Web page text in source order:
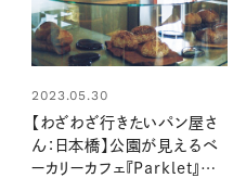
2023.05.30
【わざわざ行きたいパン屋さ
ん：日本橋】公園が見えるベ
ーカリーカフェ『Parklet』で、